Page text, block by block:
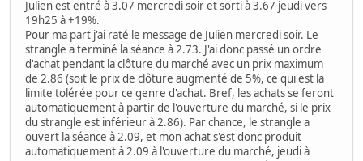
Julien est entré à 3.07 mercredi soir et sorti à 3.67 jeudi vers
19h25 à +19%.
Pour ma part j'ai raté le message de Julien mercredi soir. Le
strangle a terminé la séance à 2.73. J'ai donc passé un ordre
d'achat pendant la clôture du marché avec un prix maximum
de 2.86 (soit le prix de clôture augmenté de 5%, ce qui est la
limite tolérée pour ce genre d'achat. Bref, les achats se feront
automatiquement à partir de l'ouverture du marché, si le prix
du strangle est inférieur à 2.86). Par chance, le strangle a
ouvert la séance à 2.09, et mon achat s'est donc produit
automatiquement à 2.09 à l'ouverture du marché, jeudi à